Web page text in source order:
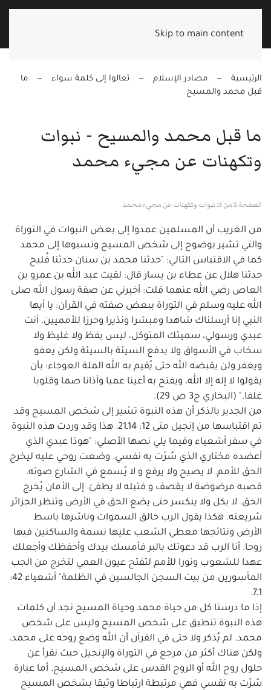
Skip to main content
الرئيسية مصادر الإسلام تعالوا إلى كلمة سواء
ما
قبل محمد والمسيح
ما قبل محمد والمسيح - نبوات
وتكهنات عن مجيء محمد
الصفحة 2 من 3: نبوات وتكهنات عن مجيء محمد
من الغريب أن المسلمين عمدوا إلى بعض النبوات في التوراة
والتي تشير بوضوح إلى شخص المسيح ونسبوها إلى محمد
كما في الاقتباس التالي: "حدثنا محمد بن سنان حدثنا فُليح
حدثنا هلال عن عطاء بن يسار قال: لقيت عبد الله بن عمرو بن
العاص رضي الله عنهما قلت: أخبرني عن صفة رسول الله صلى
الله عليه وسلم في التوراة ببعض صفته في القرآن: يا أيها
النبي إنا أرسلناك شاهدا ومبشرا ونذيرا وحرزا للأمميين. أنت
عبدي ورسولي، سميتك المتوكل، ليس بفظ ولا غليظ ولا
سخاب في الأسواق ولا يدفع السيئة بالسيئة ولكن يعفو
ويغفر ولن يقبضه الله حتى يُقيم به الله الملة العوجاء: بأن
يقولوا لا إله إلا الله، ويفتح به أعينا عميا وآذانا صما وقلوبا
غلفا." (البخاري ج3 ص 29).
من الجدير بالذكر أن هذه النبوة تشير إلى شخص المسيح وقد
تم اقتباسها من إنجيل متى 12: 14ـ21. هذا وقد وردت هذه النبوة
في سفر أشعياء وفيما يلي نصها الأصلي: "هوذا عبدي الذي
أعضده مختاري الذي سُرّت به نفسي. وضعت روحي عليه ليخرج
الحق للأمم. لا يصيح ولا يرفع و لا يُسمع في الشارع صوته.
قصبه مرضوضة لا يقصف و فتيله لا يطفئ. إلى الأمان يُخرج
الحق. لا يكل ولا ينكسر حتى يضع الحق في الأرض وتنظر الجزائر
شريعته. هكذا يقول الرب خالق السموات وناشرها باسط
الأرض ونتائجها معطي الشعب عليها نسمة والساكنين فيها
روحا. أنا الرب قد دعوتك بالبر فأمسك بيدك وأحفظك وأجعلك
عهدا للشعوب ونورا للأمم لتفتح عيون العمي لتخرج من الجب
المأسورين من بيت السجن الجالسين في الظلمة" أشعياء 42:
1ـ7.
إذا ما درسنا كل من حياة محمد وحياة المسيح نجد أن كلمات
هذه النبوة تنطبق على شخص المسيح وليس على شخص
محمد. لم يُذكر ولا حتى في القرآن أن الله وضع روحه على محمد،
ولكن هناك أكثر من مرجع في التوراة والإنجيل حيث نقرأ عن
حلول روح الله أو الروح القدس على شخص المسيح. أما عبارة
سُرّت به نفسي فهي مرتبطة ارتباطا وثيقا بشخص المسيح